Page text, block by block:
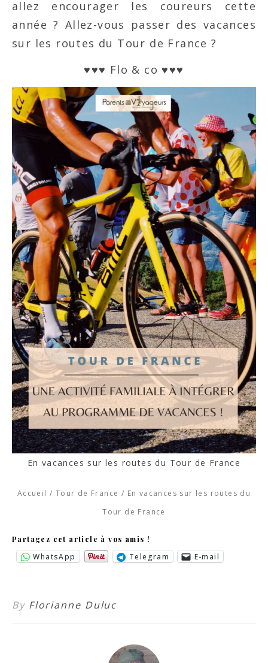
allez encourager les coureurs cette
année ? Allez-vous passer des vacances
sur les routes du Tour de France ?
♥♥♥ Flo & co ♥♥♥
En vacances sur les routes du Tour de France
Accueil / Tour de France / En vacances sur les routes du
Tour de France
Partagez cet article à vos amis !
WhatsApp Telegram E-mail
By Florianne Duluc